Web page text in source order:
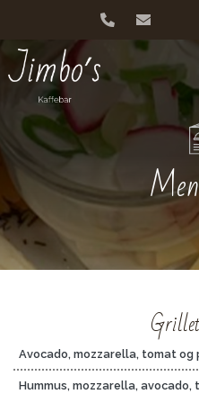
hovedindhold
Avocado, mozzarella, tomat og
Hummus, mozzarella, avocado,